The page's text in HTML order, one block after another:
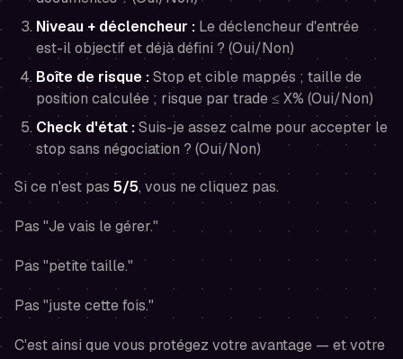
Niveau + déclencheur : Le déclencheur d'entrée
est-il objectif et déjà défini ? (Oui/Non)
Boîte de risque :Stop et cible mappés ; taille de
position calculée ; risque par trade ≤ X% (Oui/Non)
Check d'état :Suis-je assez calme pour accepter le
stop sans négociation ? (Oui/Non)
Si ce n'est pas 5/5, vous ne cliquez pas.
Pas "Je vais le gérer."
Pas "petite taille."
Pas "juste cette fois."
C'est ainsi que vous protégez votre avantage — et votre